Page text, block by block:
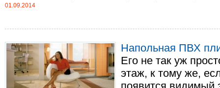
01.09.2014
Напольная ПВХ
Его не так уж
этаж, к тому же,